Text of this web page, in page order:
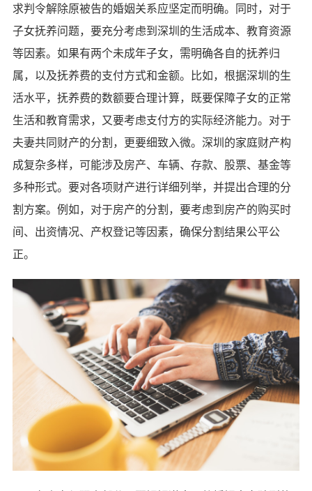
求判令解除原被告的婚姻关系应坚定而明确。同时，对于
子女抚养问题，要充分考虑到深圳的生活成本、教育资源
等因素。如果有两个未成年子女，需明确各自的抚养归
属，以及抚养费的支付方式和金额。比如，根据深圳的生
活水平，抚养费的数额要合理计算，既要保障子女的正常
生活和教育需求，又要考虑支付方的实际经济能力。对于
夫妻共同财产的分割，更要细致入微。深圳的家庭财产构
成复杂多样，可能涉及房产、车辆、存款、股票、基金等
多种形式。要对各项财产进行详细列举，并提出合理的分
割方案。例如，对于房产的分割，要考虑到房产的购买时
间、出资情况、产权登记等因素，确保分割结果公平公
正。